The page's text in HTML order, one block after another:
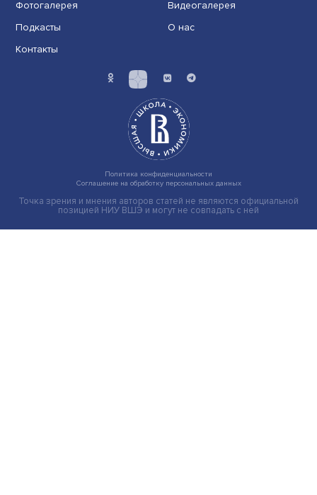
По собственным меркам: в России
разработали рейтинг ответственного
бизнеса
Государство готово поддерживать ответственный
дело за инструментами определения качества ......